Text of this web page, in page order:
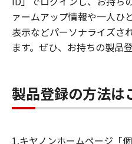
ァームアップ情報や一人ひ
表示などパーソナライズさ
ます。ぜひ、お持ちの製品
製品登録の方法は
1.キヤノンホームページ「